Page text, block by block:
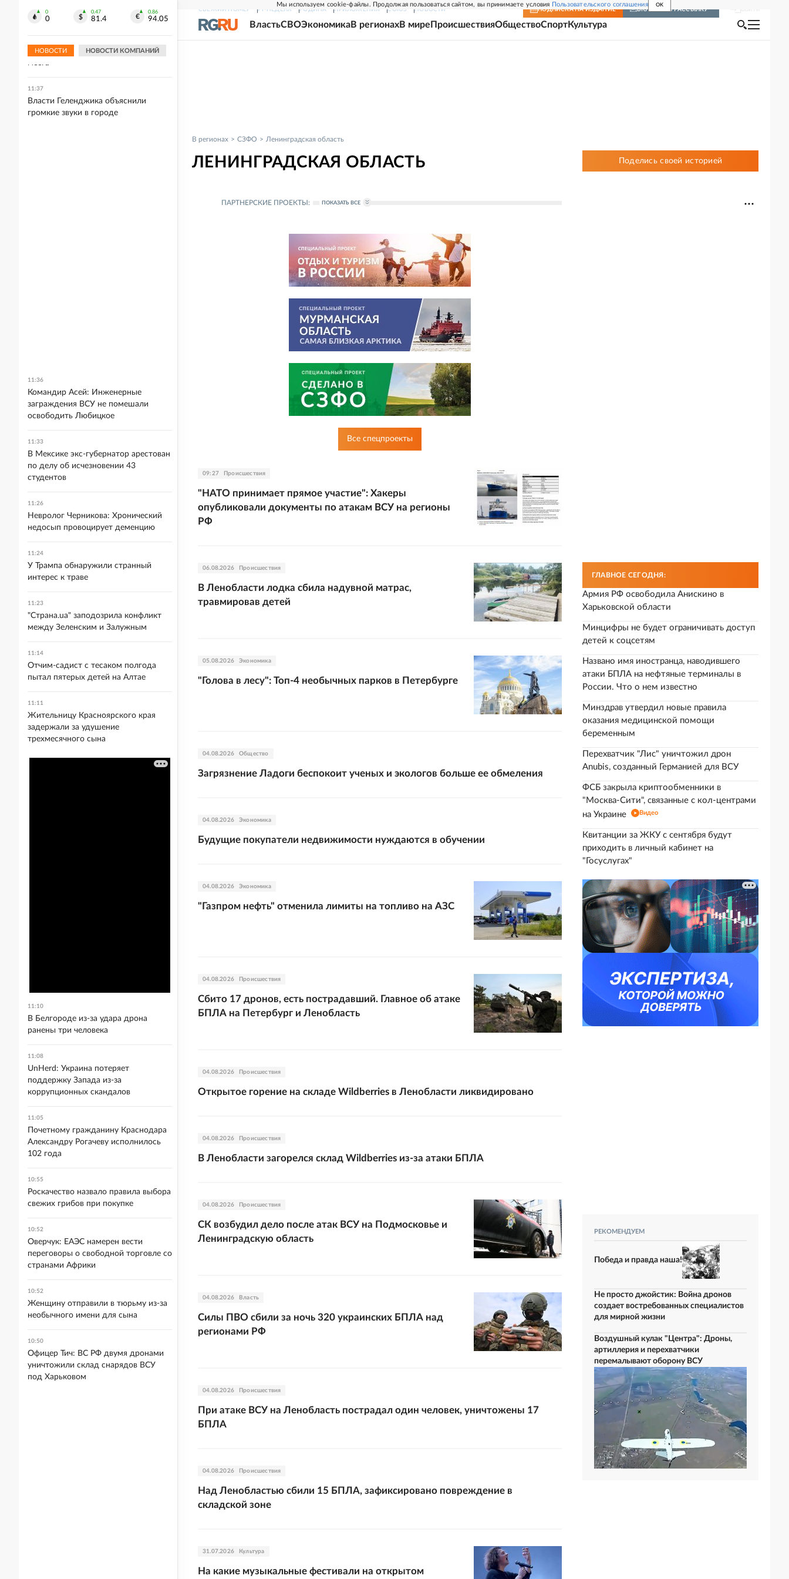
Мы используем cookie-файлы. Продолжая пользоваться сайтом, вы принимаете условия Пользовательского соглашения OK
СВЕЖИЙ НОМЕР РГ-НЕДЕЛЯ РОДИНА ПРИЛОЖЕНИЯ СОЮЗ НОВОСТИ ПОДПИСКА НА ИЗДАНИЕ ВКЛЮЧИТЬ РАССЫЛКУ
ВластьСВОЭкономикаВ регионахВ мире ПроисшествияОбществоСпортКультура
В регионах СЗФО Ленинградская область
ЛЕНИНГРАДСКАЯ ОБЛАСТЬ Поделись своей историей
ПАРТНЕРСКИЕ ПРОЕКТЫ: ПОКАЗАТЬ ВСЕ
Все спецпроекты
09:27 Происшествия
"НАТО принимает прямое участие": Хакеры
опубликовали документы по атакам ВСУ на регионы
РФ
06.08.2026 Происшествия
В Ленобласти лодка сбила надувной матрас,
травмировав детей
05.08.2026 Экономика
"Голова в лесу": Топ-4 необычных парков в Петербурге
04.08.2026 Общество
Загрязнение Ладоги беспокоит ученых и экологов больше ее обмеления
04.08.2026 Экономика
Будущие покупатели недвижимости нуждаются в обучении
04.08.2026 Экономика
"Газпром нефть" отменила лимиты на топливо на АЗС
04.08.2026 Происшествия
Сбито 17 дронов, есть пострадавший. Главное об атаке
БПЛА на Петербург и Ленобласть
04.08.2026 Происшествия
Открытое горение на складе Wildberries в Ленобласти ликвидировано
04.08.2026 Происшествия
В Ленобласти загорелся склад Wildberries из-за атаки БПЛА
04.08.2026 Происшествия
СК возбудил дело после атак ВСУ на Подмосковье и
Ленинградскую область
04.08.2026 Власть
Силы ПВО сбили за ночь 320 украинских БПЛА над
регионами РФ
04.08.2026 Происшествия
При атаке ВСУ на Ленобласть пострадал один человек, уничтожены 17
БПЛА
04.08.2026 Происшествия
Над Ленобластью сбили 15 БПЛА, зафиксировано повреждение в
складской зоне
31.07.2026 Культура
На какие музыкальные фестивали на открытом
ГЛАВНОЕ СЕГОДНЯ:
Армия РФ освободила Анискино в
Харьковской области
Минцифры не будет ограничивать доступ
детей к соцсетям
Названо имя иностранца, наводившего
атаки БПЛА на нефтяные терминалы в
России. Что о нем известно
Минздрав утвердил новые правила
оказания медицинской помощи
беременным
Перехватчик "Лис" уничтожил дрон
Anubis, созданный Германией для ВСУ
ФСБ закрыла криптообменники в
"Москва-Сити", связанные с кол-центрами
на Украине
Видео
Квитанции за ЖКУ с сентября будут
приходить в личный кабинет на
"Госуслугах"
РЕКОМЕНДУЕМ
Победа и правда наша!
Не просто джойстик: Война дронов
создает востребованных специалистов
для мирной жизни
Воздушный кулак "Центра": Дроны,
артиллерия и перехватчики
перемалывают оборону ВСУ
0
0
0.47
81.4
0.86
94.05
НОВОСТИ НОВОСТИ КОМПАНИЙ
продукты для поддержания работы
мозга
11:37
Власти Геленджика объяснили
громкие звуки в городе
11:36
Командир Асей: Инженерные
заграждения ВСУ не помешали
освободить Любицкое
11:33
В Мексике экс-губернатор арестован
по делу об исчезновении 43
студентов
11:26
Невролог Черникова: Хронический
недосып провоцирует деменцию
11:24
У Трампа обнаружили странный
интерес к траве
11:23
"Страна.ua" заподозрила конфликт
между Зеленским и Залужным
11:14
Отчим-садист с тесаком полгода
пытал пятерых детей на Алтае
11:11
Жительницу Красноярского края
задержали за удушение
трехмесячного сына
11:10
В Белгороде из-за удара дрона
ранены три человека
11:08
UnHerd: Украина потеряет
поддержку Запада из-за
коррупционных скандалов
11:05
Почетному гражданину Краснодара
Александру Рогачеву исполнилось
102 года
10:55
Роскачество назвало правила выбора
свежих грибов при покупке
10:52
Оверчук: ЕАЭС намерен вести
переговоры о свободной торговле со
странами Африки
10:52
Женщину отправили в тюрьму из-за
необычного имени для сына
10:50
Офицер Тич: ВС РФ двумя дронами
уничтожили склад снарядов ВСУ
под Харьковом